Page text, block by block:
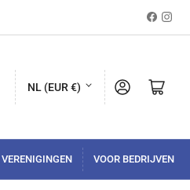
L
d
/
NL (EUR €) Aanmelden
Mini-winkelwagen
VOOR BEDRIJVEN